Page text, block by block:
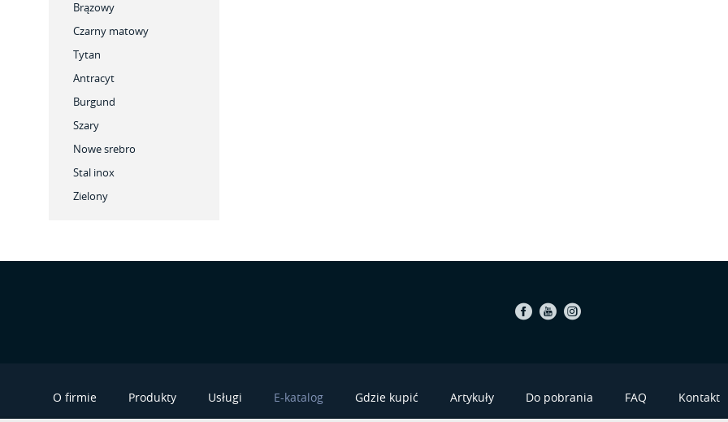
Brązowy
Czarny matowy
Tytan
Antracyt
Burgund
Szary
Nowe srebro
Stal inox
Zielony
Instagram
O firmie Produkty Usługi E-katalog Gdzie kupić Artykuły Do pobrania FAQ Kontakt